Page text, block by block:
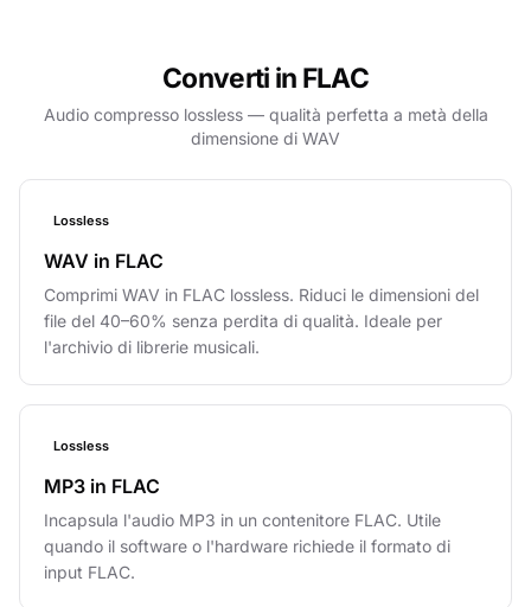
Converti in FLAC
Audio compresso lossless — qualità perfetta a metà della
dimensione di WAV
Lossless
WAV in FLAC
Comprimi WAV in FLAC lossless. Riduci le dimensioni del
file del 40–60% senza perdita di qualità. Ideale per
l'archivio di librerie musicali.
Lossless
MP3 in FLAC
Incapsula l'audio MP3 in un contenitore FLAC. Utile
quando il software o l'hardware richiede il formato di
input FLAC.